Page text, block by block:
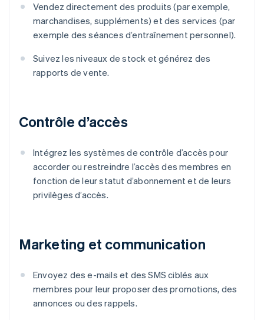
Vendez directement des produits (par exemple,
marchandises, suppléments) et des services (par
exemple des séances d’entraînement personnel).
Suivez les niveaux de stock et générez des
rapports de vente.
Contrôle d’accès
Intégrez les systèmes de contrôle d’accès pour
accorder ou restreindre l’accès des membres en
fonction de leur statut d’abonnement et de leurs
privilèges d’accès.
Marketing et communication
Envoyez des e-mails et des SMS ciblés aux
membres pour leur proposer des promotions, des
annonces ou des rappels.